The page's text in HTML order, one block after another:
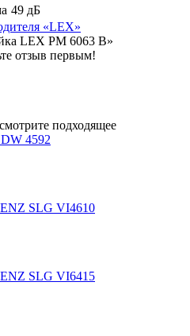
49 дБ
«LEX»
LEX PM 6063 В»
отзыв первым!
подходящее
4592
SLG VI4610
SLG VI6415